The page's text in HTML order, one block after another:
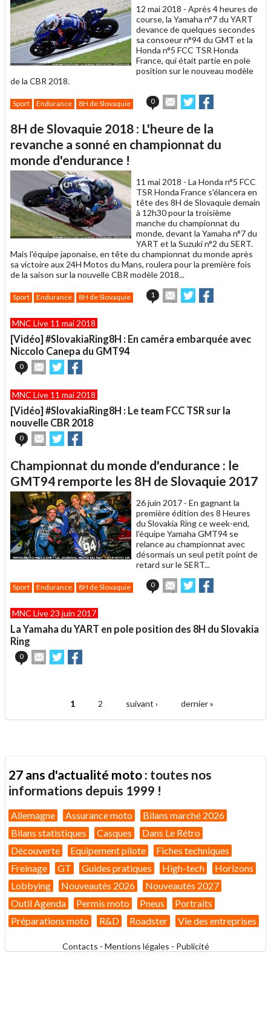
12 mai 2018 - Après 4 heures de
course, la Yamaha n°7 du YART
devance de quelques secondes
sa consoeur n°94 du GMT et la
Honda n°5 FCC TSR Honda
France, qui était partie en pole
position sur le nouveau modèle
de la CBR 2018.
Sport Endurance 8H de Slovaquie 0
Envoyer
cet
à
un
ami
Partager
sur sur
8H de Slovaquie 2018 : L'heure de la
revanche a sonné en championnat du
monde d'endurance !
11 mai 2018 - La Honda n°5 FCC
TSR Honda France s'élancera en
tête des 8H de Slovaquie demain
à 12h30 pour la troisième
manche du championnat du
monde, devant la Yamaha n°7 du
YART et la Suzuki n°2 du SERT.
Mais l'équipe japonaise, en tête du championnat du monde après
sa victoire aux 24H Motos du Mans, roulera pour la première fois
de la saison sur la nouvelle CBR modèle 2018...
Sport Endurance 8H de Slovaquie 1
Envoyer
cet
un
ami
Partager
sur sur
MNC Live 11 mai 2018
[Vidéo] #SlovakiaRing8H : En caméra embarquée avec
Niccolo Canepa du GMT94
0
Envoyer
cet
à
un
ami
Partager
sur sur
MNC Live 11 mai 2018
[Vidéo] #SlovakiaRing8H : Le team FCC TSR sur la
nouvelle CBR 2018
0
Envoyer
cet
à
un
ami
Partager
sur sur
Championnat du monde d'endurance : le
GMT94 remporte les 8H de Slovaquie 2017
26 juin 2017 - En gagnant la
première édition des 8 Heures
du Slovakia Ring ce week-end,
l'équipe Yamaha GMT94 se
relance au championnat avec
désormais un seul petit point de
retard sur le SERT...
Sport Endurance 8H de Slovaquie 0
Envoyer
cet
ami
Partager
sur sur
MNC Live 23 juin 2017
La Yamaha du YART en pole position des 8H du Slovakia
Ring
0
Envoyer
cet
Partager
sur sur
1 2 suivant › dernier »
27 ans d'actualité moto : toutes nos
informations depuis 1999 !
Allemagne Assurance moto
Bilans marché 2026
Bilans statistiques
Casques
Dans Le Rétro
Découverte
Equipement pilote
Fiches techniques
Freinage
GT Guides pratiques High-tech
Horizons
Lobbying
Nouveautés 2026
Nouveautés 2027
Outil Agenda
Permis moto Pneus
Portraits
Préparations moto
R&D Roadster Vie des entreprises
Contacts - Mentions légales - Publicité